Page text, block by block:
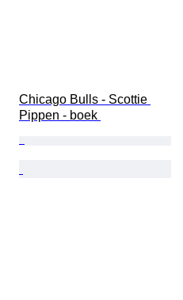
Chicago Bulls - Scottie
Pippen - boek